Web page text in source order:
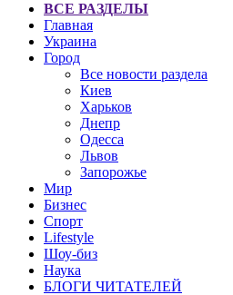
ВСЕ РАЗДЕЛЫ
Главная
Украина
Город
Все новости раздела
Киев
Харьков
Днепр
Одесса
Львов
Запорожье
Мир
Бизнес
Спорт
Lifestyle
Шоу-биз
Наука
БЛОГИ ЧИТАТЕЛЕЙ